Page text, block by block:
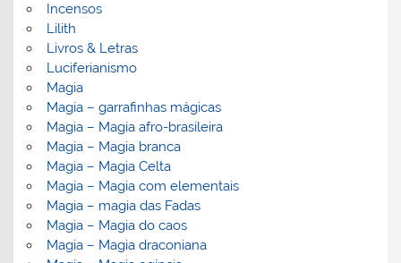
Incensos
Lilith
Livros & Letras
Luciferianismo
Magia
Magia – garrafinhas mágicas
Magia – Magia afro-brasileira
Magia – Magia branca
Magia – Magia Celta
Magia – Magia com elementais
Magia – magia das Fadas
Magia – Magia do caos
Magia – Magia draconiana